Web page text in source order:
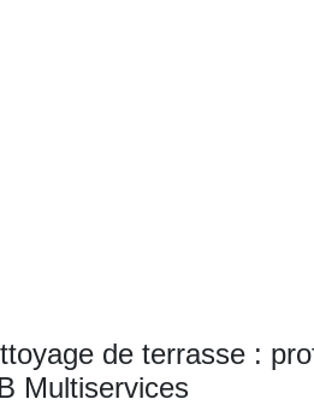
de terrasse :
Multiservices